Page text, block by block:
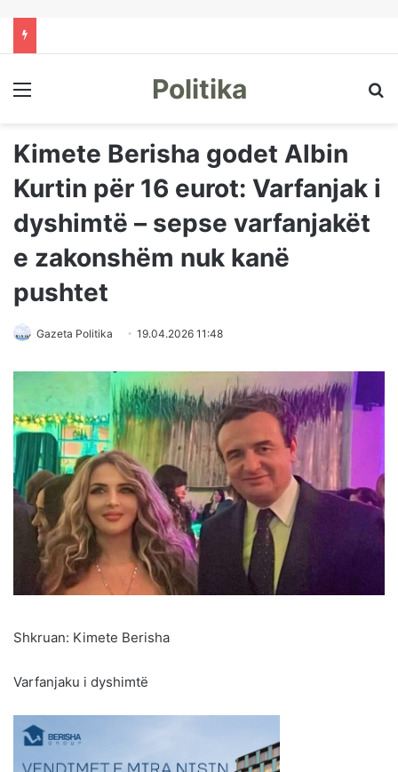
Menu Politika
Kimete Berisha godet Albin
Kurtin për 16 eurot: Varfanjak i
dyshimtë – sepse varfanjakët
e zakonshëm nuk kanë
pushtet
Gazeta Politika 19.04.2026 11:48
Shkruan: Kimete Berisha
Varfanjaku i dyshimtë